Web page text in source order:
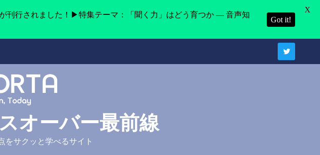
オーバー最前線
をサクッと学べるサイト
が刊行されました！▶特集テーマ：「聞く力」はどう育つか ― 音声知
Got it!
X